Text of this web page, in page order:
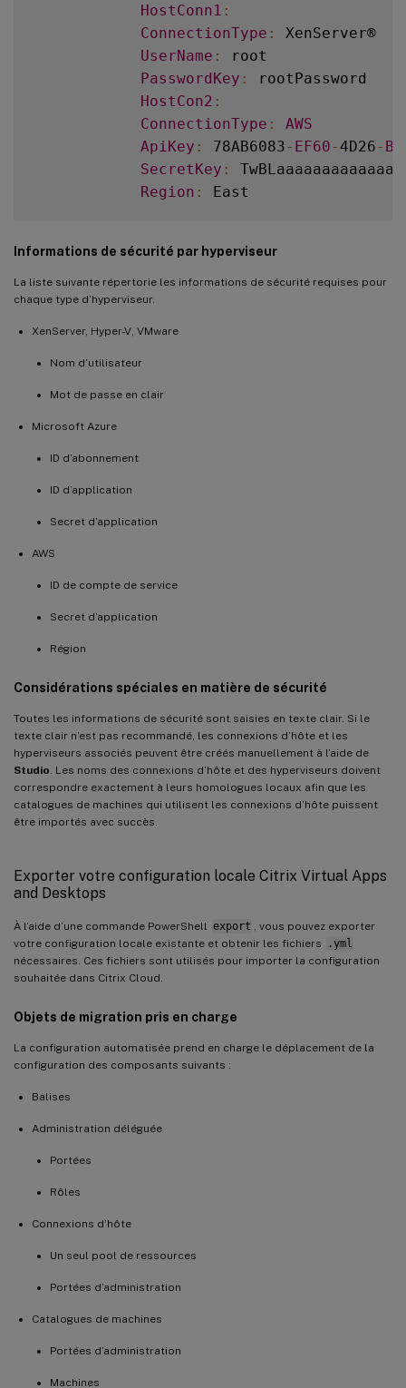
HostConn1 :
ConnectionType :
XenServer®
UserName :
root
PasswordKey :
rootPassword
HostCon2 :
ConnectionType :
AWS
ApiKey : 78AB6083 - EF60 -4D26 -
SecretKey :
Region :
Informations de sécurité par hyperviseur
La liste suivante répertorie les informations de sécurité requises pour
chaque type d’hyperviseur.
XenServer, Hyper-V, VMware
Nom d’utilisateur
Mot de passe en clair
Microsoft Azure
ID d’abonnement
ID d’application
Secret d’application
AWS
ID de compte de service
Secret d’application
Région
Considérations spéciales en matière de sécurité
Toutes les informations de sécurité sont saisies en texte clair. Si le
texte clair n’est pas recommandé, les connexions d’hôte et les
hyperviseurs associés peuvent être créés manuellement à l’aide de
Studio. Les noms des connexions d’hôte et des hyperviseurs doivent
correspondre exactement à leurs homologues locaux afin que les
catalogues de machines qui utilisent les connexions d’hôte puissent
être importés avec succès.
Exporter votre configuration locale Citrix Virtual Apps
and Desktops
À l’aide d’une commande PowerShell export , vous pouvez exporter
votre configuration locale existante et obtenir les fichiers
.yml
nécessaires. Ces fichiers sont utilisés pour importer la configuration
souhaitée dans Citrix Cloud.
Objets de migration pris en charge
La configuration automatisée prend en charge le déplacement de la
configuration des composants suivants :
Balises
Administration déléguée
Portées
Rôles
Connexions d’hôte
Un seul pool de ressources
Portées d’administration
Catalogues de machines
Portées d’administration
Machines